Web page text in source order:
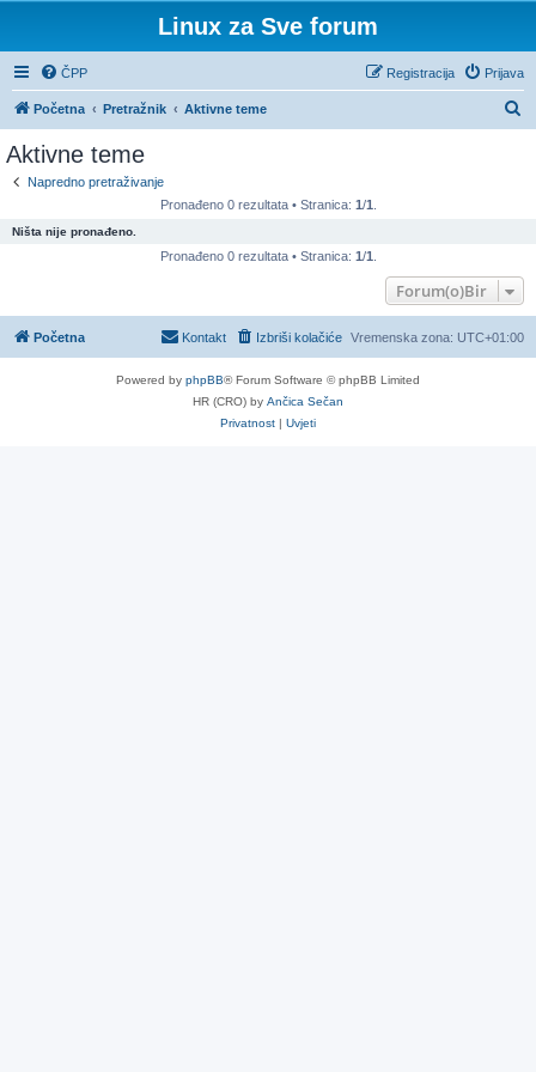
Linux za Sve forum
ČPP Prijava
Registracija
Početna Pretražnik Aktivne teme
ž
i
Aktivne teme
Napredno pretraživanje
Pronađeno 0 rezultata • Stranica: 1/1
Ništa nije pronađeno.
Pronađeno 0 rezultata • Stranica: 1/1
Forum(o)Bir
Početna Vremenska zona: UTC+01:00
Izbriši kolačiće
Kontakt
Powered by phpBB® Forum Software © phpBB Limited
HR (CRO) by Ančica Sečan
Privatnost | Uvjeti